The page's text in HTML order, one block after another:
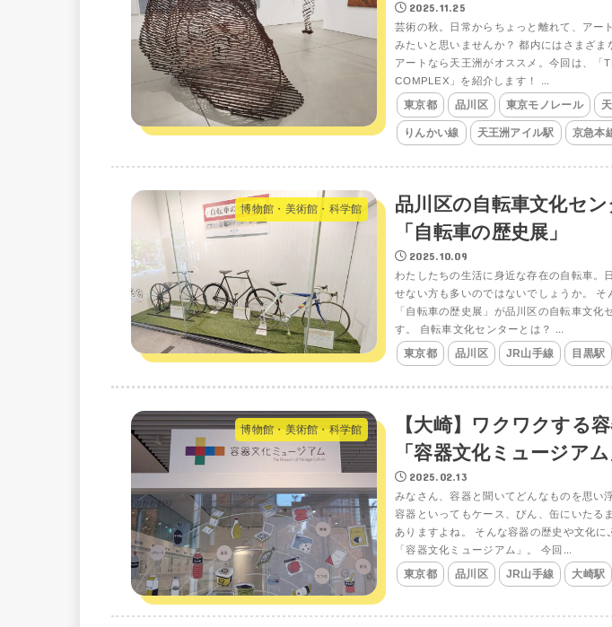
2025.11.25
芸術の秋。日常からちょっと離れて、アー
みたいと思いませんか？ 都内にはさまざま
アートなら天王洲がオススメ。今回は、「
COMPLEX」を紹介します！ ...
東京都 品川区 東京モノレール
りんかい線 天王洲アイル駅 京急本
博物館・美術館・科学館
品川区の自転車文化セン
「自転車の歴史展」
2025.10.09
わたしたちの生活に身近な存在の自転車。
せない方も多いのではないでしょうか。 そ
「自転車の歴史展」が品川区の自転車文化
す。 自転車文化センターとは？ ...
東京都 品川区 JR山手線 目黒駅
博物館・美術館・科学館
【大崎】ワクワクする
「容器文化ミュージアム
2025.02.13
みなさん、容器と聞いてどんなものを思い
容器といってもケース、びん、缶にいたる
ありますよね。 そんな容器の歴史や文化
「容器文化ミュージアム」。 今回...
東京都 品川区 JR山手線 大崎駅